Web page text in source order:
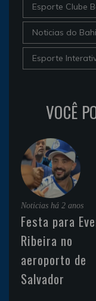
Esporte Clube
Noticias do
Esporte
VOCÊ
Noticias há 2 anos
Festa para
Ribeira no
aeroporto de
Salvador